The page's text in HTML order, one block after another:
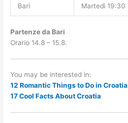
Bari Martedì 19:30
Partenze da Bari
Orario 14.8 – 15.8.
You may be interested in:
12 Romantic Things to Do in Croatia
17 Cool Facts About Croatia